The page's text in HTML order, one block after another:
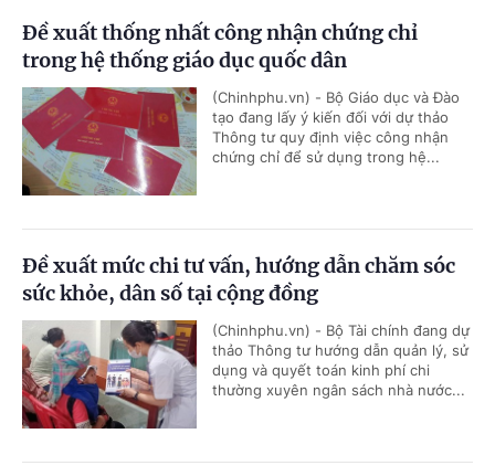
Đề xuất thống nhất công nhận chứng chỉ
trong hệ thống giáo dục quốc dân
(Chinhphu.vn) - Bộ Giáo dục và Đào
tạo đang lấy ý kiến đối với dự thảo
Thông tư quy định việc công nhận
chứng chỉ để sử dụng trong hệ...
Đề xuất mức chi tư vấn, hướng dẫn chăm sóc
sức khỏe, dân số tại cộng đồng
(Chinhphu.vn) - Bộ Tài chính đang dự
thảo Thông tư hướng dẫn quản lý, sử
dụng và quyết toán kinh phí chi
thường xuyên ngân sách nhà nước...